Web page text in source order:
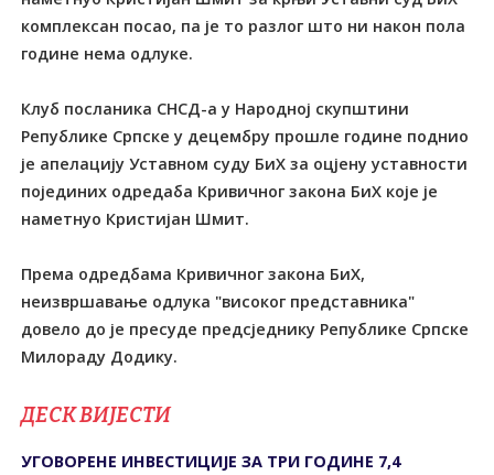
комплексан посао, па је то разлог што ни након пола
године нема одлуке.
Клуб посланика СНСД-а у Народној скупштини
Републике Српске у децембру прошле године поднио
је апелацију Уставном суду БиХ за оцјену уставности
појединих одредаба Кривичног закона БиХ које је
наметнуо Кристијан Шмит.
Према одредбама Кривичног закона БиХ,
неизвршавање одлука "високог представника"
довело до је пресуде предсједнику Републике Српске
Милораду Додику.
ДЕСК ВИЈЕСТИ
УГОВОРЕНЕ ИНВЕСТИЦИЈЕ ЗА ТРИ ГОДИНЕ 7,4